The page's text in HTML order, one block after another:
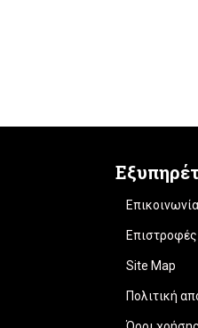
Επικοινωνία
Επιστροφές
Site Map
Πολιτική